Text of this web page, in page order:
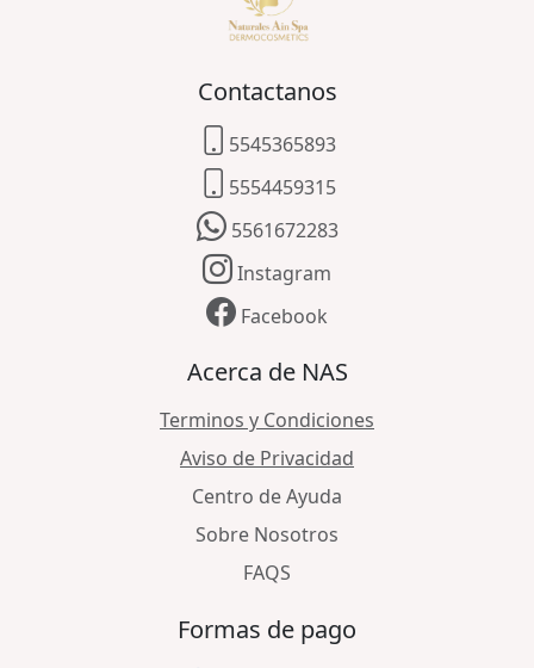
Contactanos
5545365893
5554459315
5561672283
Instagram
Facebook
Acerca de NAS
Terminos y Condiciones
Aviso de Privacidad
Centro de Ayuda
Sobre Nosotros
FAQS
Formas de pago